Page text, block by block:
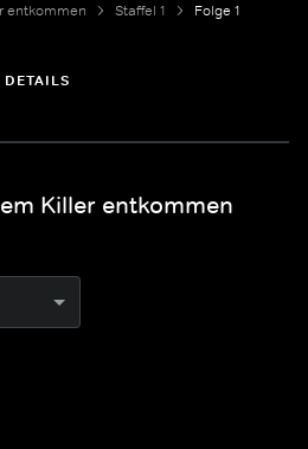
entkommen Staffel 1 Folge 1
DETAILS
Killer entkommen